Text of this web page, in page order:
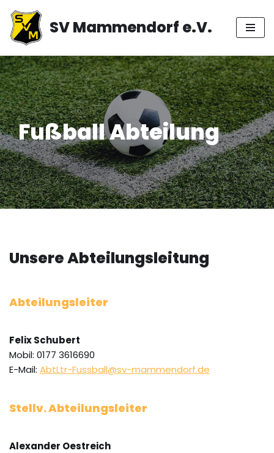
Zum
Inhalt
springen
SV Mammendorf e.V.
Fußball Abteilung
Unsere Abteilungsleitung
Abteilungsleiter
Felix Schubert
Mobil: 0177 3616690
E-Mail: AbtLtr-Fussball@sv-mammendorf.de
Stellv. Abteilungsleiter
Alexander Oestreich